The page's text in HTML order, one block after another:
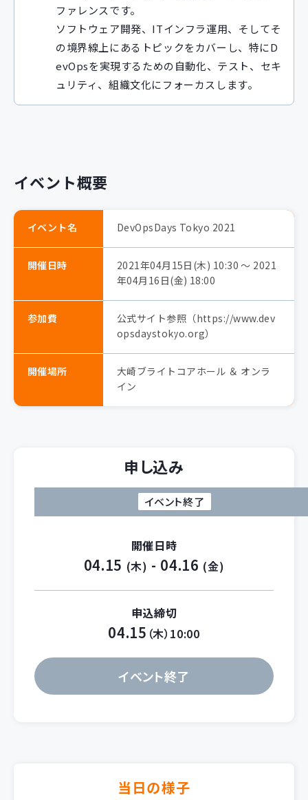
ファレンスです。
ソフトウェア開発、ITインフラ運用、そしてそ
の境界線上にあるトピックをカバーし、特にD
evOpsを実現するための自動化、テスト、セキ
ュリティ、組織文化にフォーカスします。
イベント概要
イベント名 DevOpsDays Tokyo 2021
開催日時
2021年04月15日(木) 10:30 〜 2021
年04月16日(金) 18:00
参加費
公式サイト参照（https://www.dev
opsdaystokyo.org）
開催場所
大崎ブライトコアホール ＆ オンラ
イン
申し込み
イベント終了
開催日時
04.15 (木) - 04.16 (金)
申込締切
04.15 （木）10:00
イベント終了
当日の様子